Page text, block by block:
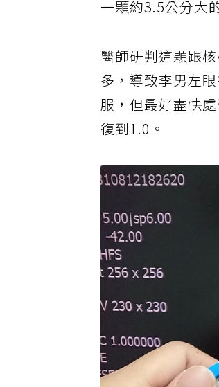
一顆約3.5公分大
醫師研判這顆跟
多，導致李男左
服，但最好盡快
復到1.0。